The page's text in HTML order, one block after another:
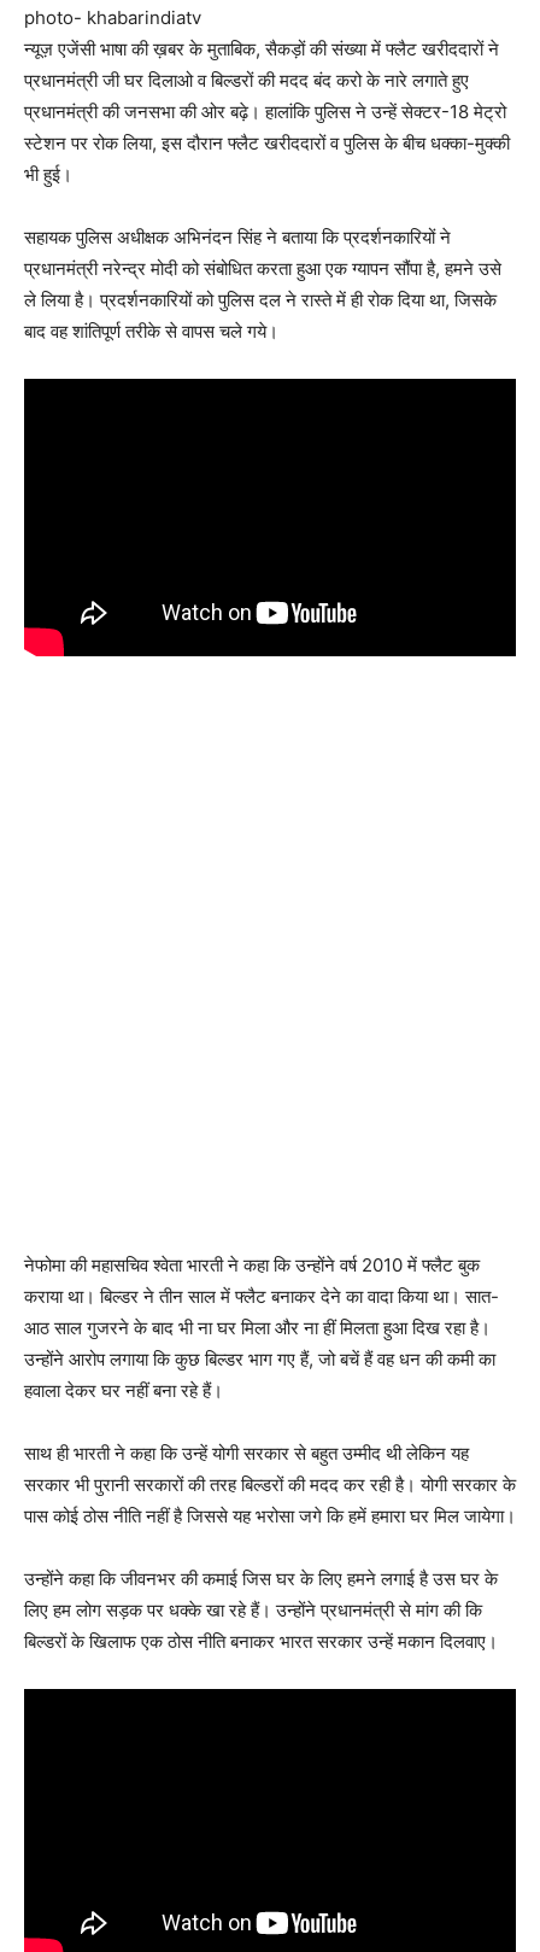
photo- khabarindiatv
न्यूज़ एजेंसी भाषा की ख़बर के मुताबिक, सैकड़ों की संख्या में फ्लैट खरीददारों ने
प्रधानमंत्री जी घर दिलाओ व बिल्डरों की मदद बंद करो के नारे लगाते हुए
प्रधानमंत्री की जनसभा की ओर बढ़े। हालांकि पुलिस ने उन्हें सेक्टर-18 मेट्रो
स्टेशन पर रोक लिया, इस दौरान फ्लैट खरीददारों व पुलिस के बीच धक्का-मुक्की
भी हुई।
सहायक पुलिस अधीक्षक अभिनंदन सिंह ने बताया कि प्रदर्शनकारियों ने
प्रधानमंत्री नरेन्द्र मोदी को संबोधित करता हुआ एक ग्यापन सौंपा है, हमने उसे
ले लिया है। प्रदर्शनकारियों को पुलिस दल ने रास्ते में ही रोक दिया था, जिसके
बाद वह शांतिपूर्ण तरीके से वापस चले गये।
नेफोमा की महासचिव श्वेता भारती ने कहा कि उन्होंने वर्ष 2010 में फ्लैट बुक
कराया था। बिल्डर ने तीन साल में फ्लैट बनाकर देने का वादा किया था। सात-
आठ साल गुजरने के बाद भी ना घर मिला और ना हीं मिलता हुआ दिख रहा है।
उन्होंने आरोप लगाया कि कुछ बिल्डर भाग गए हैं, जो बचें हैं वह धन की कमी का
हवाला देकर घर नहीं बना रहे हैं।
साथ ही भारती ने कहा कि उन्हें योगी सरकार से बहुत उम्मीद थी लेकिन यह
सरकार भी पुरानी सरकारों की तरह बिल्डरों की मदद कर रही है। योगी सरकार के
पास कोई ठोस नीति नहीं है जिससे यह भरोसा जगे कि हमें हमारा घर मिल जायेगा।
उन्होंने कहा कि जीवनभर की कमाई जिस घर के लिए हमने लगाई है उस घर के
लिए हम लोग सड़क पर धक्के खा रहे हैं। उन्होंने प्रधानमंत्री से मांग की कि
बिल्डरों के खिलाफ एक ठोस नीति बनाकर भारत सरकार उन्हें मकान दिलवाए।